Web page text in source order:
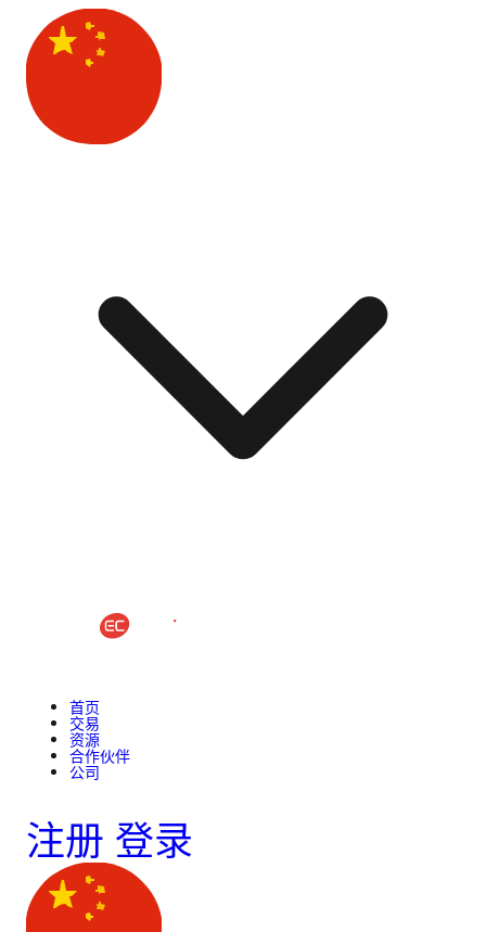
首页
交易
资源
合作伙伴
公司
注册 登录